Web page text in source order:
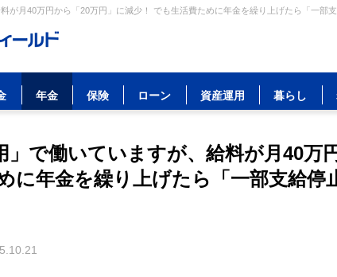
が月40万円から「20万円」に減少！ でも生活費ために年金を繰り上げたら「一部
年金 保険 ローン 資産運用 暮らし
」で働いていますが、給料が月40万
に年金を繰り上げたら「一部支給停